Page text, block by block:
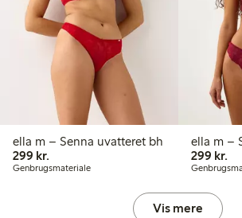
ella m – Senna uvatteret bh
299 kr.
Genbrugsmateriale
299 kr.
Vis mere